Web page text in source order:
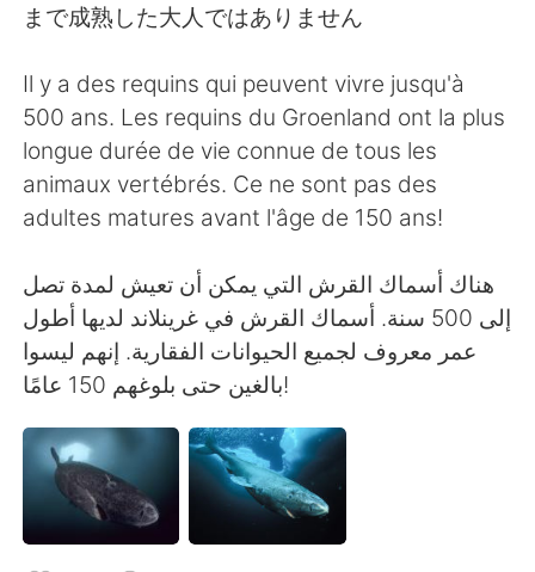
Indonesia Italiano
Türkçe Tiếng Việt
Português
まで成熟した大人ではありません
Il y a des requins qui peuvent vivre jusqu'à
500 ans. Les requins du Groenland ont la plus
longue durée de vie connue de tous les
animaux vertébrés. Ce ne sont pas des
adultes matures avant l'âge de 150 ans!
إلى 500 سنة. أسماك القرش في غرينلاند لديها أطول
عمر معروف لجميع الحيوانات الفقارية. إنهم ليسوا
بالغين حتى بلوغهم 150 عامًا!